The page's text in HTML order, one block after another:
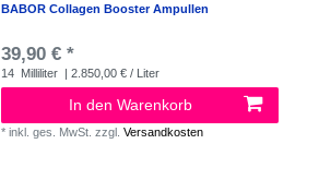
BABOR Collagen Booster Ampullen
39,90 € *
14 Milliliter | 2.850,00 € / Liter
In den Warenkorb
*inkl. ges. MwSt. zzgl.Versandkosten